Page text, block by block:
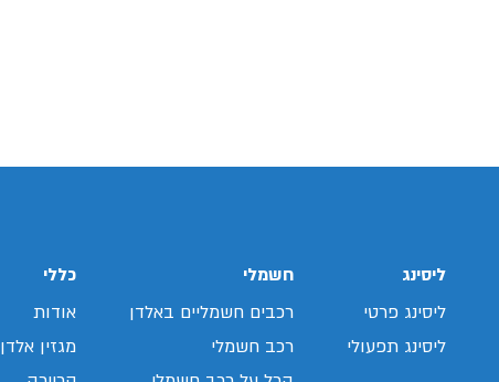
ליסינג
ליסינג פרטי
ליסינג תפעולי
חשמלי
רכבים חשמליים באלדן
רכב חשמלי
כללי
אודות
מגזין אלדן